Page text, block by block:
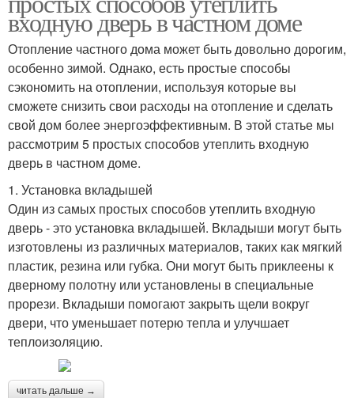
входную дверь в частном доме
Отопление частного дома может быть довольно дорогим,
особенно зимой. Однако, есть простые способы
сэкономить на отоплении, используя которые вы
сможете снизить свои расходы на отопление и сделать
свой дом более энергоэффективным. В этой статье мы
рассмотрим 5 простых способов утеплить входную
дверь в частном доме.
1. Установка вкладышей
Один из самых простых способов утеплить входную
дверь - это установка вкладышей. Вкладыши могут быть
изготовлены из различных материалов, таких как мягкий
пластик, резина или губка. Они могут быть приклеены к
дверному полотну или установлены в специальные
прорези. Вкладыши помогают закрыть щели вокруг
двери, что уменьшает потерю тепла и улучшает
теплоизоляцию.
читать дальше →